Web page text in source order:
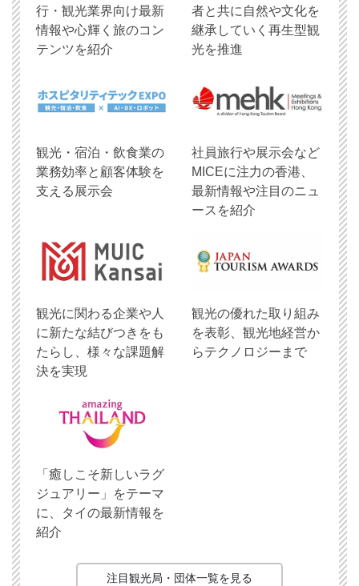
行・観光業界向け最新
情報や心輝く旅のコン
テンツを紹介
者と共に自然や文化を
継承していく再生型観
光を推進
観光・宿泊・飲食業の
業務効率と顧客体験を
支える展示会
社員旅行や展示会など
MICEに注力の香港、
最新情報や注目のニュ
ースを紹介
観光に関わる企業や人
に新たな結びつきをも
たらし、様々な課題解
決を実現
観光の優れた取り組み
を表彰、観光地経営か
らテクノロジーまで
「癒しこそ新しいラグ
ジュアリー」をテーマ
に、タイの最新情報を
紹介
注目観光局・団体一覧を見る